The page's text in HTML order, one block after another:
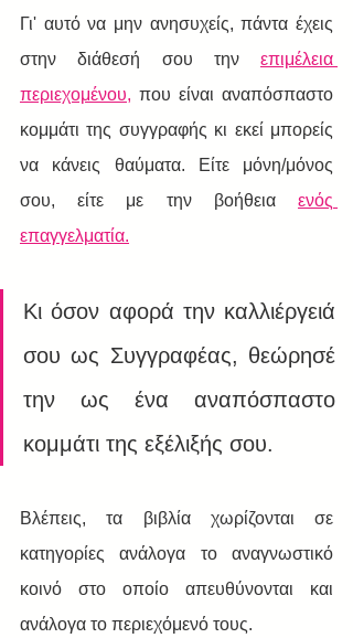
Γι' αυτό να μην ανησυχείς, πάντα έχεις
στην διάθεσή σου την επιμέλεια
περιεχομένου, που είναι αναπόσπαστο
κομμάτι της συγγραφής κι εκεί μπορείς
να κάνεις θαύματα. Είτε μόνη/μόνος
σου, είτε με την βοήθεια ενός
επαγγελματία.
Κι όσον αφορά την καλλιέργειά
σου ως Συγγραφέας, θεώρησέ
την ως ένα αναπόσπαστο
κομμάτι της εξέλιξής σου.
Βλέπεις, τα βιβλία χωρίζονται σε
κατηγορίες ανάλογα το αναγνωστικό
κοινό στο οποίο απευθύνονται και
ανάλογα το περιεχόμενό τους.